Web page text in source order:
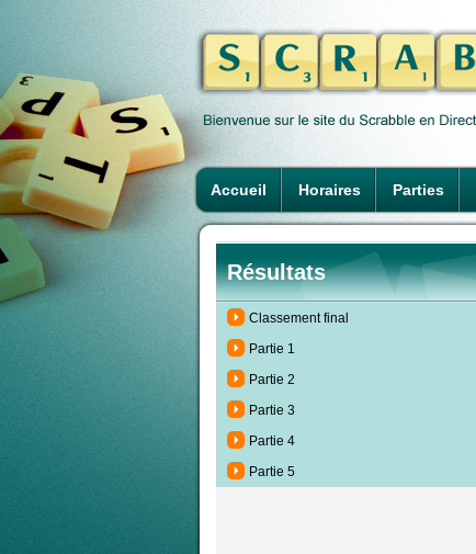
Accueil Horaires Parties
Résultats
Classement final
Partie 1
Partie 2
Partie 3
Partie 4
Partie 5